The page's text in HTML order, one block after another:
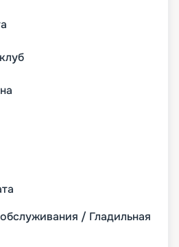
/ Гладильная